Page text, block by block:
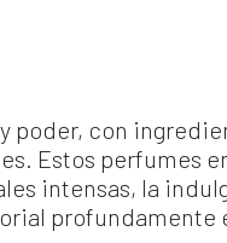
poder, con
Estos perfumes
intensas, la
profundamente